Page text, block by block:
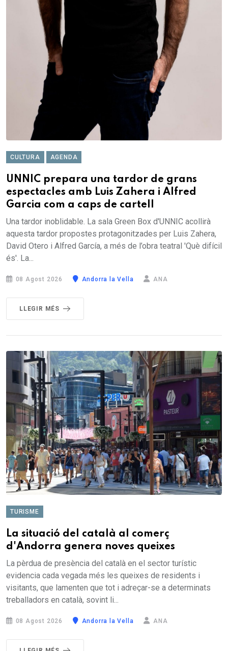
CULTURA AGENDA
UNNIC prepara una tardor de grans
espectacles amb Luis Zahera i Alfred
Garcia com a caps de cartell
Una tardor inoblidable. La sala Green Box d'UNNIC acollirà
aquesta tardor propostes protagonitzades per Luis Zahera,
David Otero i Alfred García, a més de l’obra teatral 'Què difícil
és'. La...
08 Agost 2026 Andorra la Vella ANA
LLEGIR MÉS
TURISME
La situació del català al comerç
d'Andorra genera noves queixes
La pèrdua de presència del català en el sector turístic
evidencia cada vegada més les queixes de residents i
visitants, que lamenten que tot i adreçar-se a determinats
treballadors en català, sovint li...
08 Agost 2026 Andorra la Vella ANA